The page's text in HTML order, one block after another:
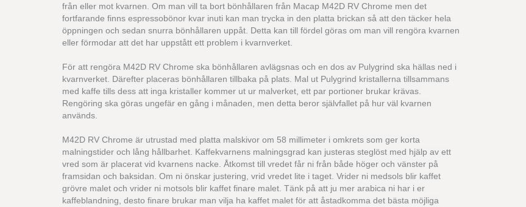
från eller mot kvarnen. Om man vill ta bort bönhållaren från Macap M42D RV Chrome men det
fortfarande finns espressobönor kvar inuti kan man trycka in den platta brickan så att den täcker hela
öppningen och sedan snurra bönhållaren uppåt. Detta kan till fördel göras om man vill rengöra kvarnen
eller förmodar att det har uppstått ett problem i kvarnverket.
För att rengöra M42D RV Chrome ska bönhållaren avlägsnas och en dos av Pulygrind ska hällas ned i
kvarnverket. Därefter placeras bönhållaren tillbaka på plats. Mal ut Pulygrind kristallerna tillsammans
med kaffe tills dess att inga kristaller kommer ut ur malverket, ett par portioner brukar krävas.
Rengöring ska göras ungefär en gång i månaden, men detta beror självfallet på hur väl kvarnen
används.
M42D RV Chrome är utrustad med platta malskivor om 58 millimeter i omkrets som ger korta
malningstider och lång hållbarhet. Kaffekvarnens malningsgrad kan justeras steglöst med hjälp av ett
vred som är placerat vid kvarnens nacke. Åtkomst till vredet får ni från både höger och vänster på
framsidan och baksidan. Om ni önskar justering, vrid vredet lite i taget. Vrider ni medsols blir kaffet
grövre malet och vrider ni motsols blir kaffet finare malet. Tänk på att ju mer arabica ni har i er
kaffeblandning, desto finare brukar man vilja ha kaffet malet för att åstadkomma det bästa möjliga